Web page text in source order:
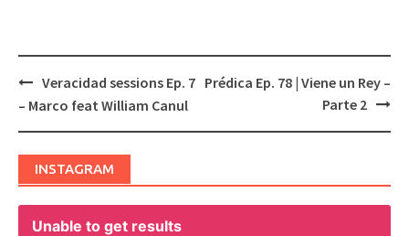
Post
Veracidad sessions Ep. 7
– Marco feat William Canul
Prédica Ep. 78 | Viene un Rey –
Parte 2
INSTAGRAM
Unable to get results